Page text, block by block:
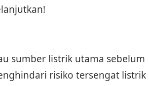
sumber listrik utama sebelum
risiko tersengat listrik